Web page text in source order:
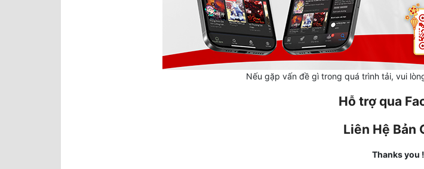
Nếu gặp vấn đề gì trong quá trình tải, vui
Hỗ trợ qua
Liên Hệ Bản
Thanks you